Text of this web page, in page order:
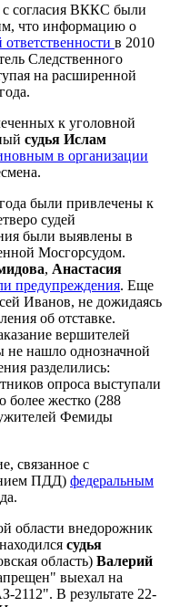
с согласия ВККС были
что информацию о
в 2010
Следственного
на расширенной
к уголовной
судья Ислам
в организации
были привлечены к
судей
были выявлены в
Мосгорсудом.
, Анастасия
предупреждения. Еще
Иванов, не дожидаясь
об отставке.
вершителей
не нашло однозначной
разделились:
опроса выступали
более жестко (288
Фемиды
связанное с
ПДД) федеральным
области внедорожник
судья
область) Валерий
выехал на
2112". В результате 22-